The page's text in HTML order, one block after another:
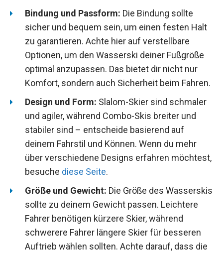
Bindung und Passform: Die Bindung sollte
sicher und bequem sein, um einen festen Halt
zu garantieren. Achte hier auf verstellbare
Optionen, um den Wasserski deiner Fußgröße
optimal anzupassen. Das bietet dir nicht nur
Komfort, sondern auch Sicherheit beim Fahren.
Design und Form: Slalom-Skier sind schmaler
und agiler, während Combo-Skis breiter und
stabiler sind – entscheide basierend auf
deinem Fahrstil und Können. Wenn du mehr
über verschiedene Designs erfahren möchtest,
besuche diese Seite.
Größe und Gewicht: Die Größe des Wasserskis
sollte zu deinem Gewicht passen. Leichtere
Fahrer benötigen kürzere Skier, während
schwerere Fahrer längere Skier für besseren
Auftrieb wählen sollten. Achte darauf, dass die